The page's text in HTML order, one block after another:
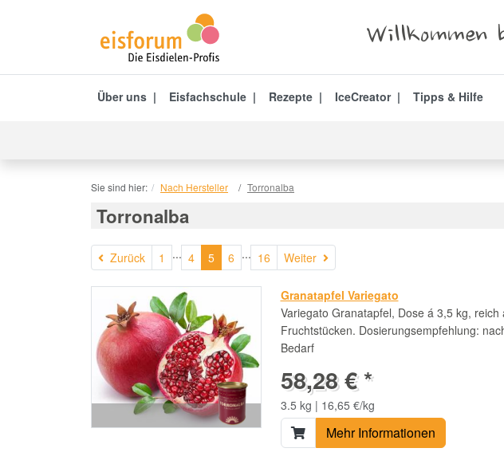
Willkommen
Über uns Eisfachschule Rezepte IceCreator Tipps & Hilfe
Sie sind hier: Nach Hersteller Torronalba
Torronalba
ZurückZurück
1 ... 4 5 6 ... 16 Weiter Weiter
Granatapfel Variegato
Variegato Granatapfel, Dose á 3,5 kg, reich
Fruchtstücken. Dosierungsempfehlung:
Bedarf
58,28 € *
3.5 kg | 16,65 €/kg
Mehr Informationen